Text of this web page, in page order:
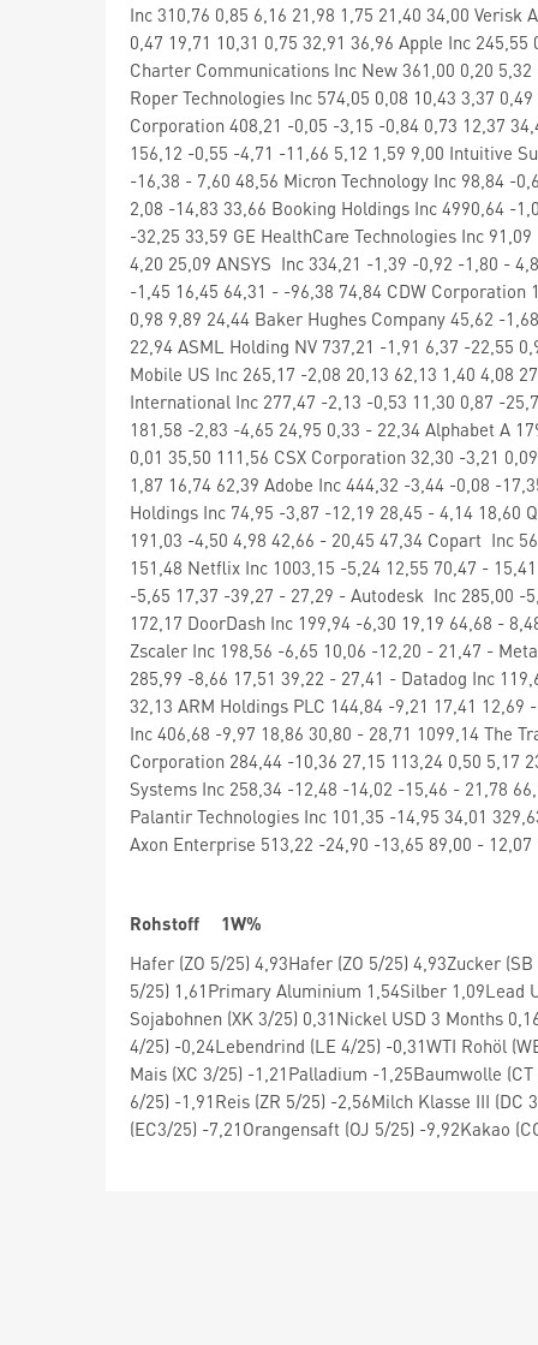
Inc 310,76 0,85 6,16 21,98 1,75 21,40 34,00
0,47 19,71 10,31 0,75 32,91 36,96 Apple Inc
Charter Communications Inc New 361,00 0,20
Roper Technologies Inc 574,05 0,08 10,43 3,37
Corporation 408,21 -0,05 -3,15 -0,84 0,73 12,37
156,12 -0,55 -4,71 -11,66 5,12 1,59 9,00 Intuitive
-16,38 - 7,60 48,56 Micron Technology Inc 98,84 -
2,08 -14,83 33,66 Booking Holdings Inc 4990,64 -
-32,25 33,59 GE HealthCare Technologies Inc
4,20 25,09 ANSYS Inc 334,21 -1,39 -0,92 -1,80 -
-1,45 16,45 64,31 - -96,38 74,84 CDW
0,98 9,89 24,44 Baker Hughes Company 45,62 -
22,94 ASML Holding NV 737,21 -1,91 6,37 -22,55
Mobile US Inc 265,17 -2,08 20,13 62,13 1,40 4,08
International Inc 277,47 -2,13 -0,53 11,30 0,87 -
181,58 -2,83 -4,65 24,95 0,33 - 22,34 Alphabet A
0,01 35,50 111,56 CSX Corporation 32,30 -3,21
1,87 16,74 62,39 Adobe Inc 444,32 -3,44 -0,08 -
Holdings Inc 74,95 -3,87 -12,19 28,45 - 4,14 18,60
191,03 -4,50 4,98 42,66 - 20,45 47,34 Copart Inc
151,48 Netflix Inc 1003,15 -5,24 12,55 70,47 -
-5,65 17,37 -39,27 - 27,29 - Autodesk Inc 285,00 -
172,17 DoorDash Inc 199,94 -6,30 19,19 64,68 -
Zscaler Inc 198,56 -6,65 10,06 -12,20 - 21,47 -
285,99 -8,66 17,51 39,22 - 27,41 - Datadog Inc
32,13 ARM Holdings PLC 144,84 -9,21 17,41
Inc 406,68 -9,97 18,86 30,80 - 28,71 1099,14 The
Corporation 284,44 -10,36 27,15 113,24 0,50 5,17
Systems Inc 258,34 -12,48 -14,02 -15,46 - 21,78
Palantir Technologies Inc 101,35 -14,95 34,01
Axon Enterprise 513,22 -24,90 -13,65 89,00 - 12,07
Rohstoff 1W%
Hafer (ZO 5/25) 4,93Hafer (ZO 5/25) 4,93Zucker
5/25) 1,61Primary Aluminium 1,54Silber 1,09Lead
Sojabohnen (XK 3/25) 0,31Nickel USD 3 Months
4/25) -0,24Lebendrind (LE 4/25) -0,31WTI Rohöl
Mais (XC 3/25) -1,21Palladium -1,25Baumwolle
6/25) -1,91Reis (ZR 5/25) -2,56Milch Klasse III
(EC3/25) -7,21Orangensaft (OJ 5/25) -9,92Kakao